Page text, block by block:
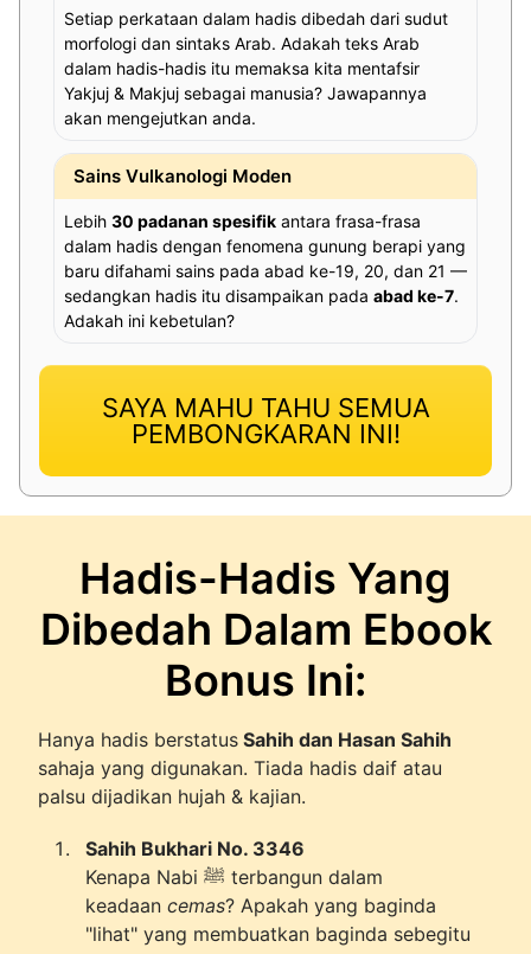
Setiap perkataan dalam hadis dibedah dari sudut
morfologi dan sintaks Arab. Adakah teks Arab
dalam hadis-hadis itu memaksa kita mentafsir
Yakjuj & Makjuj sebagai manusia? Jawapannya
akan mengejutkan anda.
Sains Vulkanologi Moden
Lebih 30 padanan spesifik antara frasa-frasa
dalam hadis dengan fenomena gunung berapi yang
baru difahami sains pada abad ke-19, 20, dan 21 —
sedangkan hadis itu disampaikan pada abad ke-7.
Adakah ini kebetulan?
SAYA MAHU TAHU SEMUA
PEMBONGKARAN INI!
Hadis-Hadis Yang
Dibedah Dalam Ebook
Bonus Ini:
Hanya hadis berstatus Sahih dan Hasan Sahih
sahaja yang digunakan. Tiada hadis daif atau
palsu dijadikan hujah & kajian.
Sahih Bukhari No. 3346
Kenapa Nabi ﷺ terbangun dalam
keadaan cemas? Apakah yang baginda
"lihat" yang membuatkan baginda sebegitu